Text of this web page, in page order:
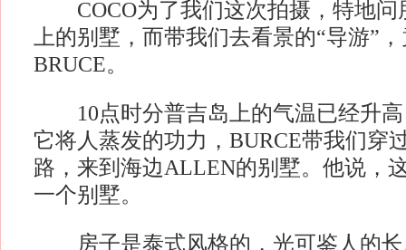
COCO为了我们这次拍摄，特地问
上的别墅，而带我们去看景的“导游”
BRUCE。
10点时分普吉岛上的气温已经升高
它将人蒸发的功力，BURCE带我们穿
路，来到海边ALLEN的别墅。他说，
一个别墅。
房子是泰式风格的，光可鉴人的长